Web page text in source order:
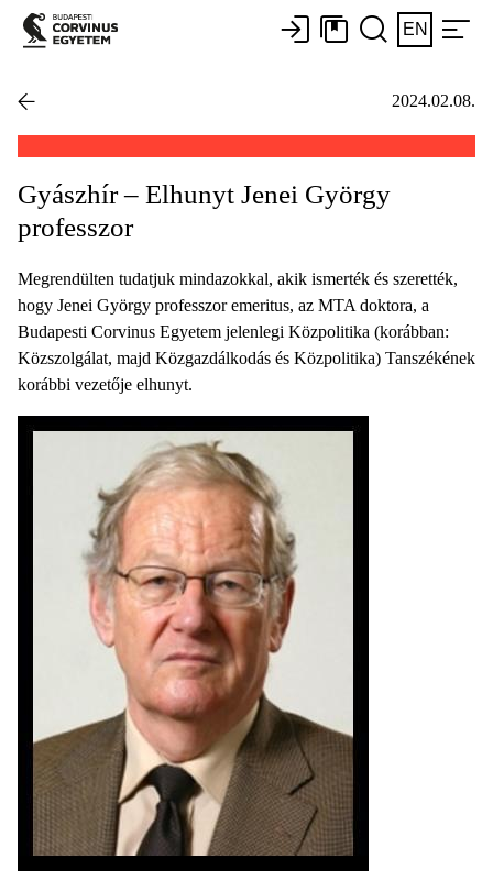
EN
2024.02.08.
Gyászhír – Elhunyt Jenei György
professzor
Megrendülten tudatjuk mindazokkal, akik ismerték és szerették,
hogy Jenei György professzor emeritus, az MTA doktora, a
Budapesti Corvinus Egyetem jelenlegi Közpolitika (korábban:
Közszolgálat, majd Közgazdálkodás és Közpolitika) Tanszékének
korábbi vezetője elhunyt.